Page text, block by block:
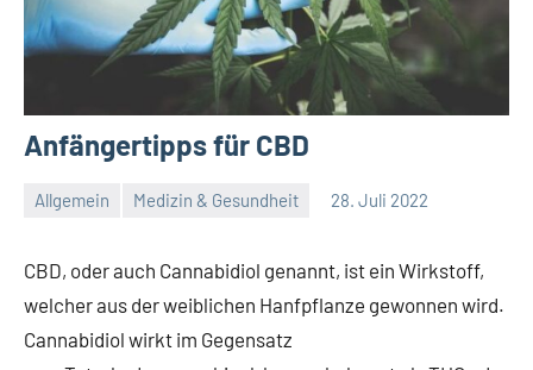
Anfängertipps für CBD
Allgemein Medizin & Gesundheit 28. Juli 2022
Redaktion
Keine
CBD, oder auch Cannabidiol genannt, ist ein Wirkstoff,
welcher aus der weiblichen Hanfpflanze gewonnen wird.
Cannabidiol wirkt im Gegensatz